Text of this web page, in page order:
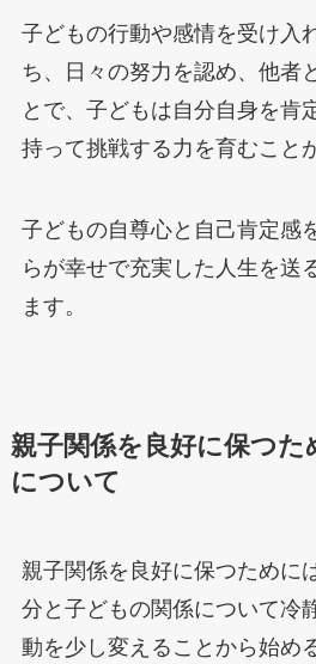
子どもの行動や感情を受け入
ち、日々の努力を認め、他者
とで、子どもは自分自身を肯
持って挑戦する力を育むこと
子どもの自尊心と自己肯定感
らが幸せで充実した人生を送
ます。
親子関係を良好に保つた
について
親子関係を良好に保つために
分と子どもの関係について冷
動を少し変えることから始め